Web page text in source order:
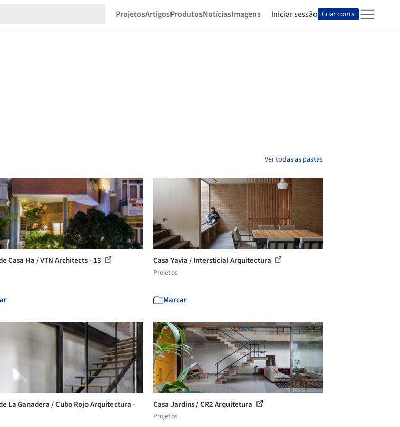
ProjetosArtigosProdutosNotíciasImagens Iniciar sessão Criar conta
Ver todas as pastas
Casa Ha / VTN Architects - 13 Casa Yavia / Intersticial Arquitectura
Projetos
Marcar
La Ganadera / Cubo Rojo Arquitectura -
Casa Jardins / CR2 Arquitetura
Projetos